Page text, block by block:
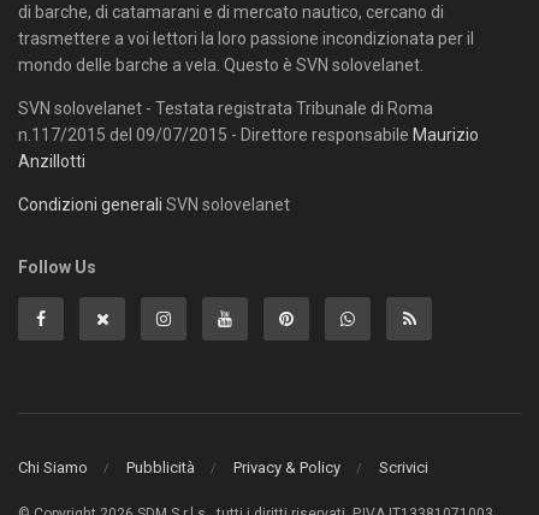
di barche, di catamarani e di mercato nautico, cercano di
trasmettere a voi lettori la loro passione incondizionata per il
mondo delle barche a vela. Questo è SVN solovelanet.
SVN solovelanet - Testata registrata Tribunale di Roma
n.117/2015 del 09/07/2015 - Direttore responsabile Maurizio
Anzillotti
Condizioni generali SVN solovelanet
Follow Us
Chi Siamo Pubblicità Privacy & Policy Scrivici